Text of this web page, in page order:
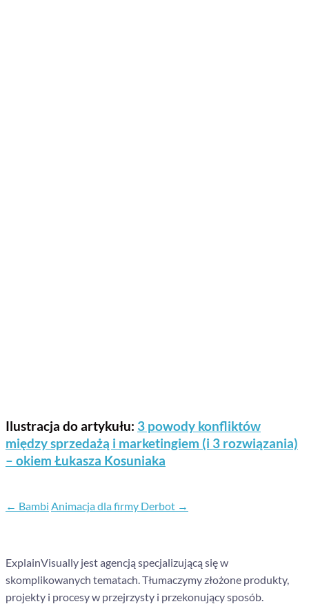
Ilustracja do artykułu: 3 powody konfliktów
między sprzedażą i marketingiem (i 3 rozwiązania)
– okiem Łukasza Kosuniaka
← Bambi Animacja dla firmy Derbot →
ExplainVisually jest agencją specjalizującą się w
skomplikowanych tematach. Tłumaczymy złożone produkty,
projekty i procesy w przejrzysty i przekonujący sposób.